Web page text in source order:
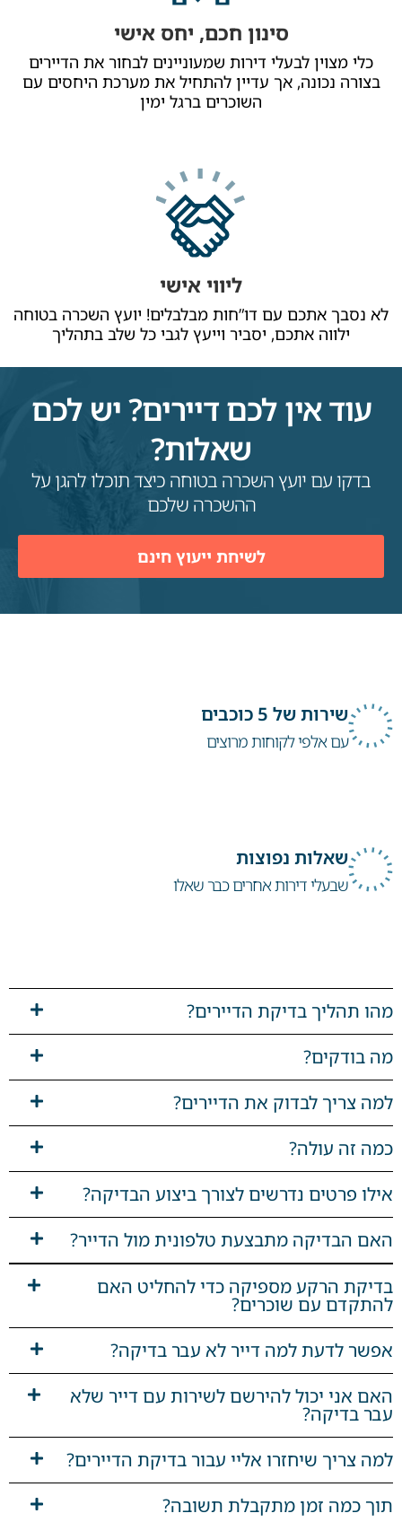
סינון חכם, יחס אישי
כלי מצוין לבעלי דירות שמעוניינים לבחור את הדיירים
בצורה נכונה, אך עדיין להתחיל את מערכת היחסים עם
השוכרים ברגל ימין
ליווי אישי
לא נסבך אתכם עם דו”חות מבלבלים! יועץ השכרה בטוחה
ילווה אתכם, יסביר וייעץ לגבי כל שלב בתהליך
עוד אין לכם דיירים? יש לכם
שאלות?
בדקו עם יועץ השכרה בטוחה כיצד תוכלו להגן על
ההשכרה שלכם
לשיחת ייעוץ חינם
שירות של 5 כוכבים
עם אלפי לקוחות מרוצים
שאלות נפוצות
שבעלי דירות אחרים כבר שאלו
מהו תהליך בדיקת הדיירים?
מה בודקים?
למה צריך לבדוק את הדיירים?
כמה זה עולה?
אילו פרטים נדרשים לצורך ביצוע הבדיקה?
האם הבדיקה מתבצעת טלפונית מול הדייר?
בדיקת הרקע מספיקה כדי להחליט האם
להתקדם עם שוכרים?
אפשר לדעת למה דייר לא עבר בדיקה?
האם אני יכול להירשם לשירות עם דייר שלא
עבר בדיקה?
למה צריך שיחזרו אליי עבור בדיקת הדיירים?
תוך כמה זמן מתקבלת תשובה?